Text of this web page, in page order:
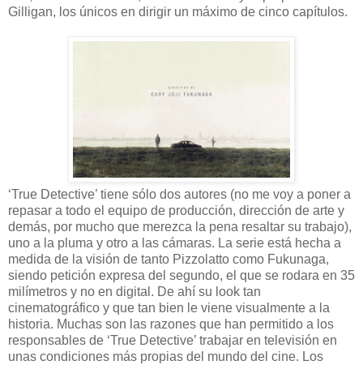
Gilligan, los únicos en dirigir un máximo de cinco capítulos.
‘True Detective’ tiene sólo dos autores (no me voy a poner a
repasar a todo el equipo de producción, dirección de arte y
demás, por mucho que merezca la pena resaltar su trabajo),
uno a la pluma y otro a las cámaras. La serie está hecha a
medida de la visión de tanto Pizzolatto como Fukunaga,
siendo petición expresa del segundo, el que se rodara en 35
milímetros y no en digital. De ahí su look tan
cinematográfico y que tan bien le viene visualmente a la
historia. Muchas son las razones que han permitido a los
responsables de ‘True Detective’ trabajar en televisión en
unas condiciones más propias del mundo del cine. Los